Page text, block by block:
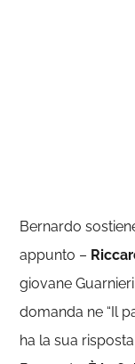
Bernardo
appunto –
giovane
domanda ne “Il
ha la sua